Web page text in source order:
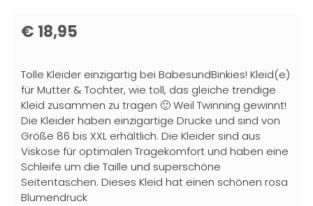
€ 18,95
Tolle Kleider einzigartig bei BabesundBinkies! Kleid(e)
für Mutter & Tochter, wie toll, das gleiche trendige
Kleid zusammen zu tragen 🙂 Weil Twinning gewinnt!
Die Kleider haben einzigartige Drucke und sind von
Größe 86 bis XXL erhältlich. Die Kleider sind aus
Viskose für optimalen Tragekomfort und haben eine
Schleife um die Taille und superschöne
Seitentaschen. Dieses Kleid hat einen schönen rosa
Blumendruck